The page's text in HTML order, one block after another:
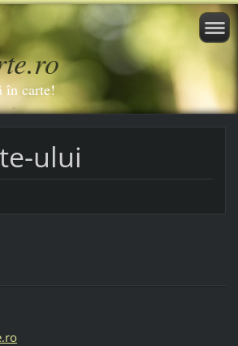
în carte!
ului